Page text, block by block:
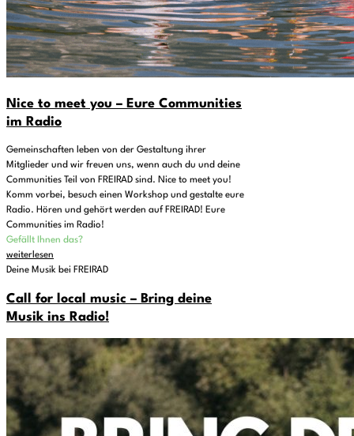
Nice to meet you – Eure Communities
im Radio
Gemeinschaften leben von der Gestaltung ihrer
Mitglieder und wir freuen uns, wenn auch du und deine
Communities Teil von FREIRAD sind. Nice to meet you!
Komm vorbei, besuch einen Workshop und gestalte eure
Radio. Hören und gehört werden auf FREIRAD! Eure
Communities im Radio!
Gefällt Ihnen das?
weiterlesen
Deine Musik bei FREIRAD
Call for local music – Bring deine
Musik ins Radio!